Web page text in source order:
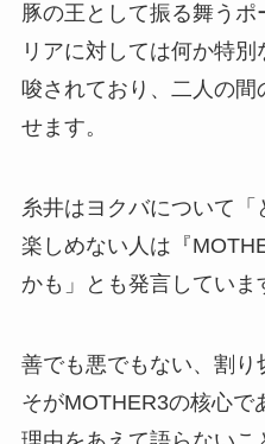
豚の王として振る舞うポ
リアに対しては何か特
唆されており、二人の間
せます。
糸井はヨクバについて
楽しめない人は『
かも」とも発言していま
善でも悪でもない、割り
そがMOTHER3の核心で